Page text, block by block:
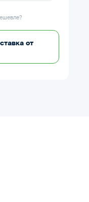
от